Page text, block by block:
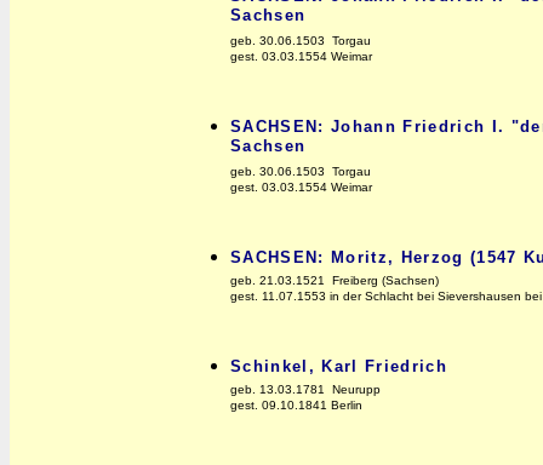
Sachsen
geb. 30.06.1503 Torgau
gest. 03.03.1554 Weimar
SACHSEN: Johann Friedrich I.
Sachsen
geb. 30.06.1503 Torgau
gest. 03.03.1554 Weimar
SACHSEN: Moritz, Herzog (1547
geb. 21.03.1521 Freiberg (Sachsen)
gest. 11.07.1553 in der Schlacht bei Sievershausen
Schinkel, Karl Friedrich
geb. 13.03.1781 Neurupp
gest. 09.10.1841 Berlin